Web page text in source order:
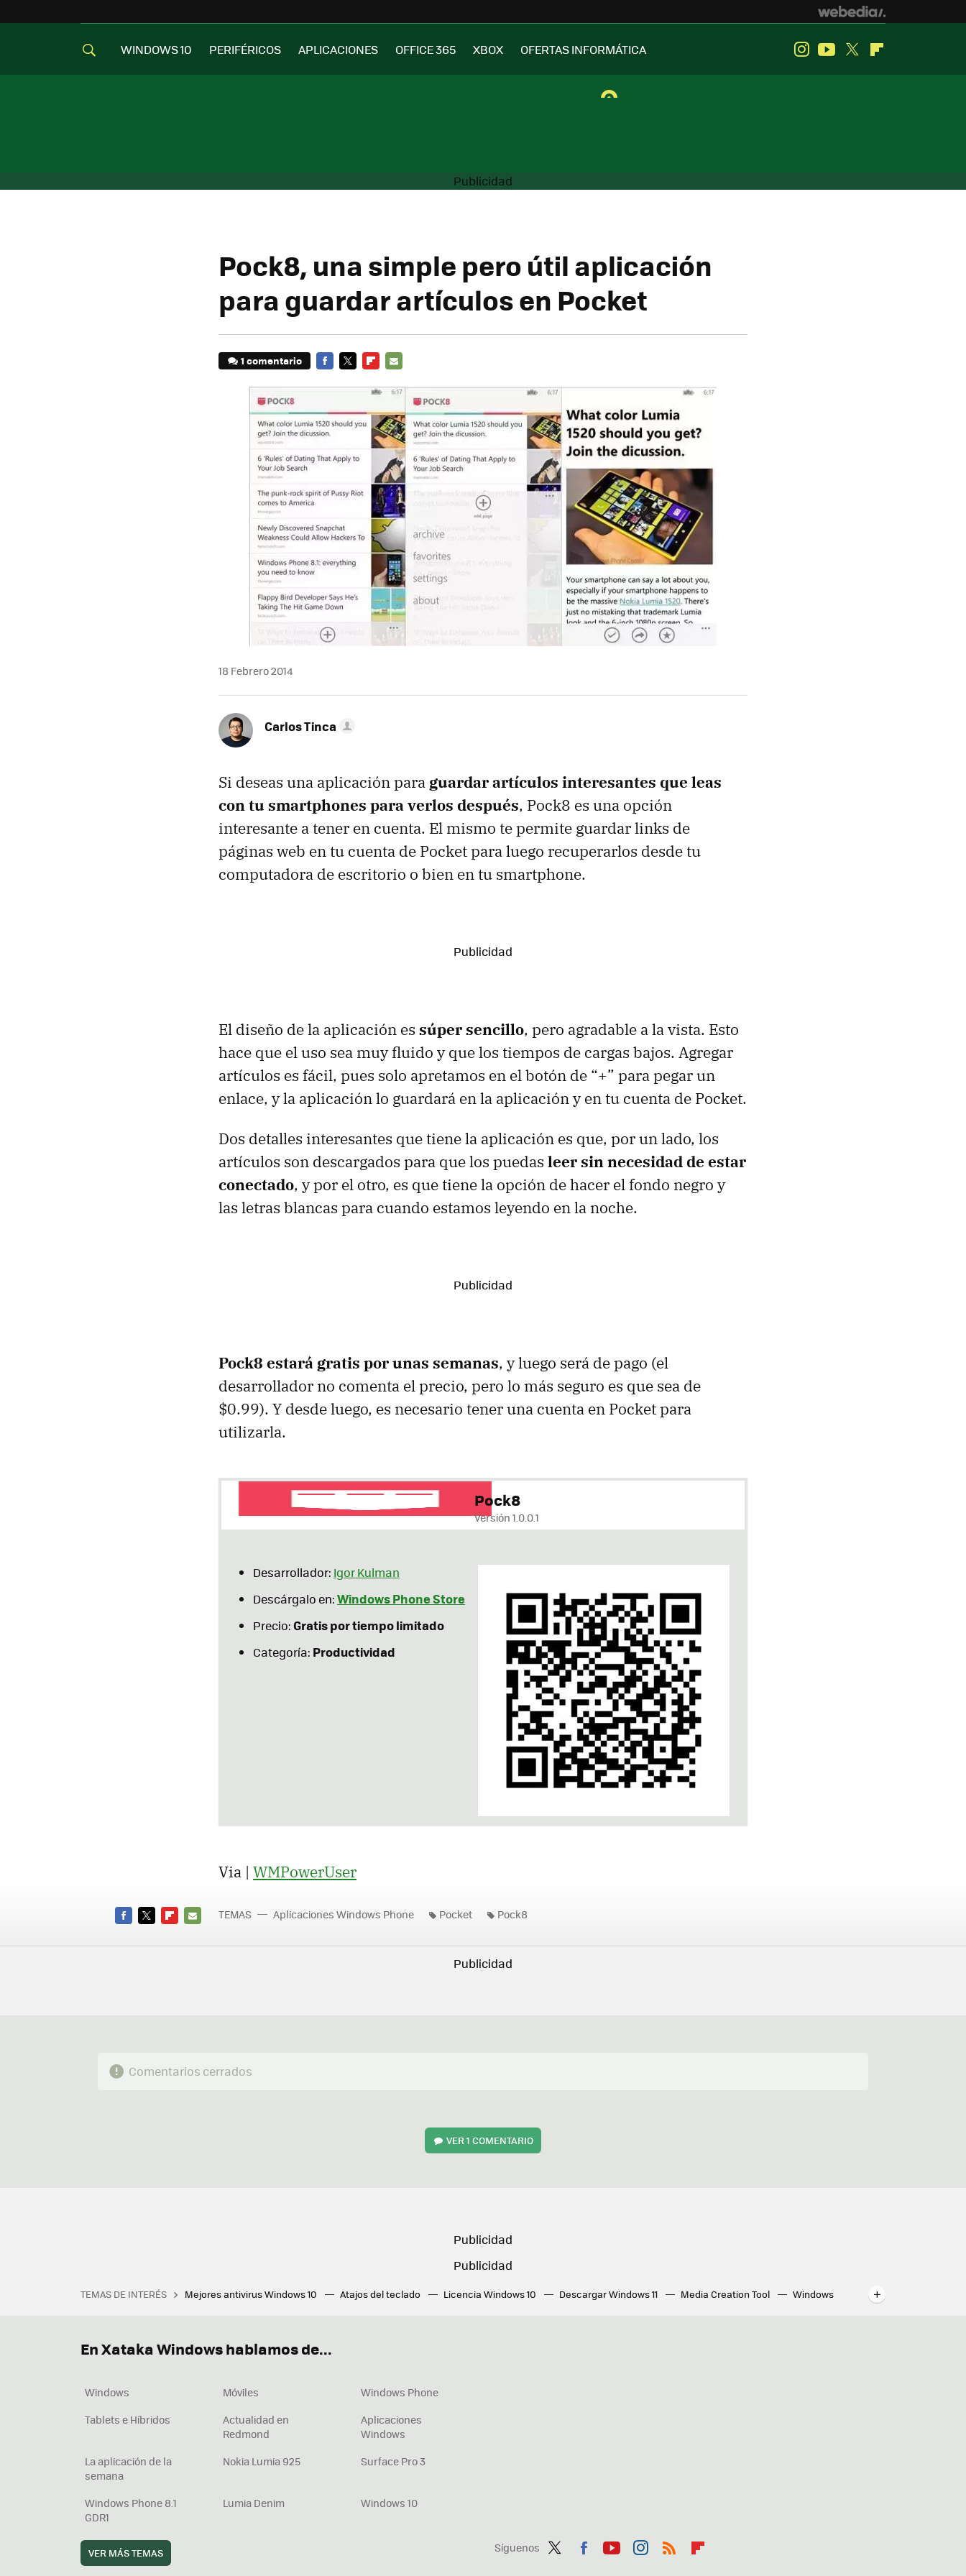
WINDOWS 10 PERIFÉRICOS APLICACIONES OFFICE 365 XBOX OFERTAS INFORMÁTICA InstagramYoutube
Twitter
Pock8, una simple pero útil aplicación
para guardar artículos en Pocket
1 comentario
MAIL
18 Febrero 2014
Carlos Tinca
Si deseas una aplicación para guardar artículos interesantes que leas
con tu smartphones para verlos después, Pock8 es una opción
interesante a tener en cuenta. El mismo te permite guardar links de
páginas web en tu cuenta de Pocket para luego recuperarlos desde tu
computadora de escritorio o bien en tu smartphone.
El diseño de la aplicación es súper sencillo, pero agradable a la vista. Esto
hace que el uso sea muy fluido y que los tiempos de cargas bajos. Agregar
artículos es fácil, pues solo apretamos en el botón de “+” para pegar un
enlace, y la aplicación lo guardará en la aplicación y en tu cuenta de Pocket.
Dos detalles interesantes que tiene la aplicación es que, por un lado, los
artículos son descargados para que los puedas leer sin necesidad de estar
conectado, y por el otro, es que tiene la opción de hacer el fondo negro y
las letras blancas para cuando estamos leyendo en la noche.
Pock8 estará gratis por unas semanas, y luego será de pago (el
desarrollador no comenta el precio, pero lo más seguro es que sea de
$0.99). Y desde luego, es necesario tener una cuenta en Pocket para
utilizarla.
Pock8
Versión 1.0.0.1
Desarrollador: Igor Kulman
Descárgalo en:Windows Phone Store
Precio:Gratis por tiempo limitado
Categoría: Productividad
Via | WMPowerUser
MAIL
TEMAS Aplicaciones Windows Phone Pocket Pock8
Comentarios cerrados
VER1 COMENTARIO
TEMAS DE INTERÉS Mejores antivirus Windows 10 Atajos del teclado Licencia Windows 10 Descargar Windows 11 Media Creation Tool
Windows
Síguenos
En Xataka Windows hablamos de...
Windows Móviles
Windows Phone
Tablets e Híbridos
Actualidad en
Redmond
Aplicaciones
Windows
La aplicación de la
semana
Nokia Lumia 925 Surface Pro 3
Windows Phone 8.1
GDR1
Lumia Denim Windows 10
VER MÁS TEMAS